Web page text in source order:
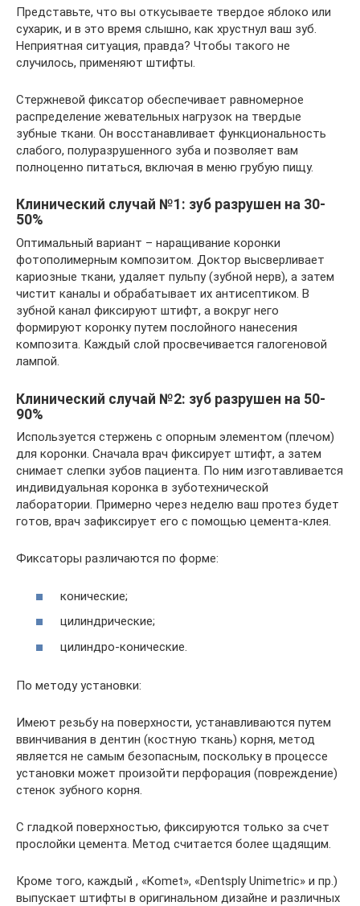
Представьте, что вы откусываете твердое яблоко или
сухарик, и в это время слышно, как хрустнул ваш зуб.
Неприятная ситуация, правда? Чтобы такого не
случилось, применяют штифты.
Стержневой фиксатор обеспечивает равномерное
распределение жевательных нагрузок на твердые
зубные ткани. Он восстанавливает функциональность
слабого, полуразрушенного зуба и позволяет вам
полноценно питаться, включая в меню грубую пищу.
Клинический случай №1: зуб разрушен на 30-
50%
Оптимальный вариант – наращивание коронки
фотополимерным композитом. Доктор высверливает
кариозные ткани, удаляет пульпу (зубной нерв), а затем
чистит каналы и обрабатывает их антисептиком. В
зубной канал фиксируют штифт, а вокруг него
формируют коронку путем послойного нанесения
композита. Каждый слой просвечивается галогеновой
лампой.
Клинический случай №2: зуб разрушен на 50-
90%
Используется стержень с опорным элементом (плечом)
для коронки. Сначала врач фиксирует штифт, а затем
снимает слепки зубов пациента. По ним изготавливается
индивидуальная коронка в зуботехнической
лаборатории. Примерно через неделю ваш протез будет
готов, врач зафиксирует его с помощью цемента-клея.
Фиксаторы различаются по форме:
конические;
цилиндрические;
цилиндро-конические.
По методу установки:
Имеют резьбу на поверхности, устанавливаются путем
ввинчивания в дентин (костную ткань) корня, метод
является не самым безопасным, поскольку в процессе
установки может произойти перфорация (повреждение)
стенок зубного корня.
С гладкой поверхностью, фиксируются только за счет
прослойки цемента. Метод считается более щадящим.
Кроме того, каждый , «Komet», «Dentsply Unimetric» и пр.)
выпускает штифты в оригинальном дизайне и различных